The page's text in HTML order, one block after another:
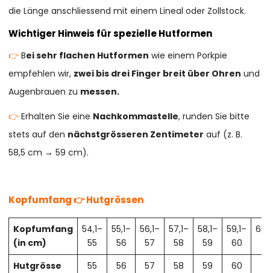
die Länge anschliessend mit einem Lineal oder Zollstock.
Wichtiger Hinweis für spezielle Hutformen
👉Bei sehr flachen Hutformen wie einem Porkpie
empfehlen wir, zwei bis drei Finger breit über Ohren und
Augenbrauen zu messen.
👉Erhalten Sie eine Nachkommastelle, runden Sie bitte
stets auf den nächstgrösseren Zentimeter auf (z. B.
58,5 cm → 59 cm).
Kopfumfang 👉 Hutgrössen
Kopfumfang
(in cm)
54,1–
55
55,1–
56
56,1–
57
57,1–
58
58,1–
59
59,1–
60
Hutgrösse
55 56 57 58 59 60